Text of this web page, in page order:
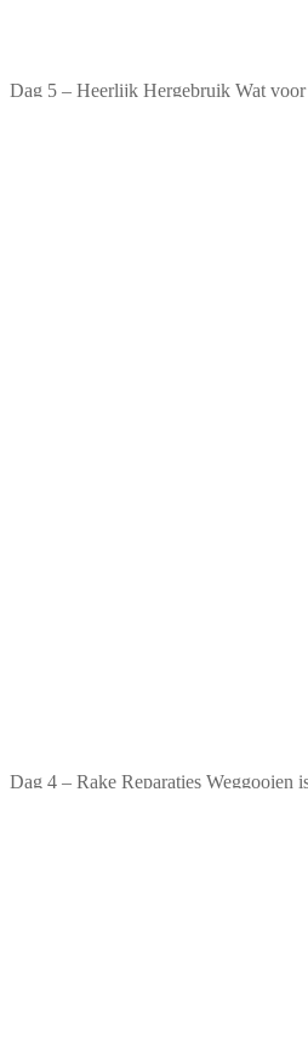
Dag 5 – Heerlijk Hergebruik Wat voor
Dag 4 – Rake Reparaties Weggooien